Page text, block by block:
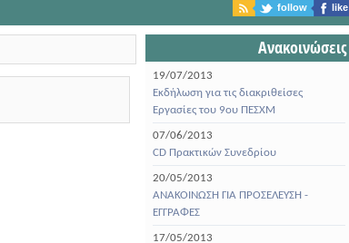
follow like
Ανακοινώσεις
19/07/2013
Εκδήλωση για τις διακριθείσες
Εργασίες του 9ου ΠΕΣΧΜ
07/06/2013
CD Πρακτικών Συνεδρίου
20/05/2013
ΑΝΑΚΟΙΝΩΣΗ ΓΙΑ ΠΡΟΣΕΛΕΥΣΗ -
ΕΓΓΡΑΦΕΣ
17/05/2013